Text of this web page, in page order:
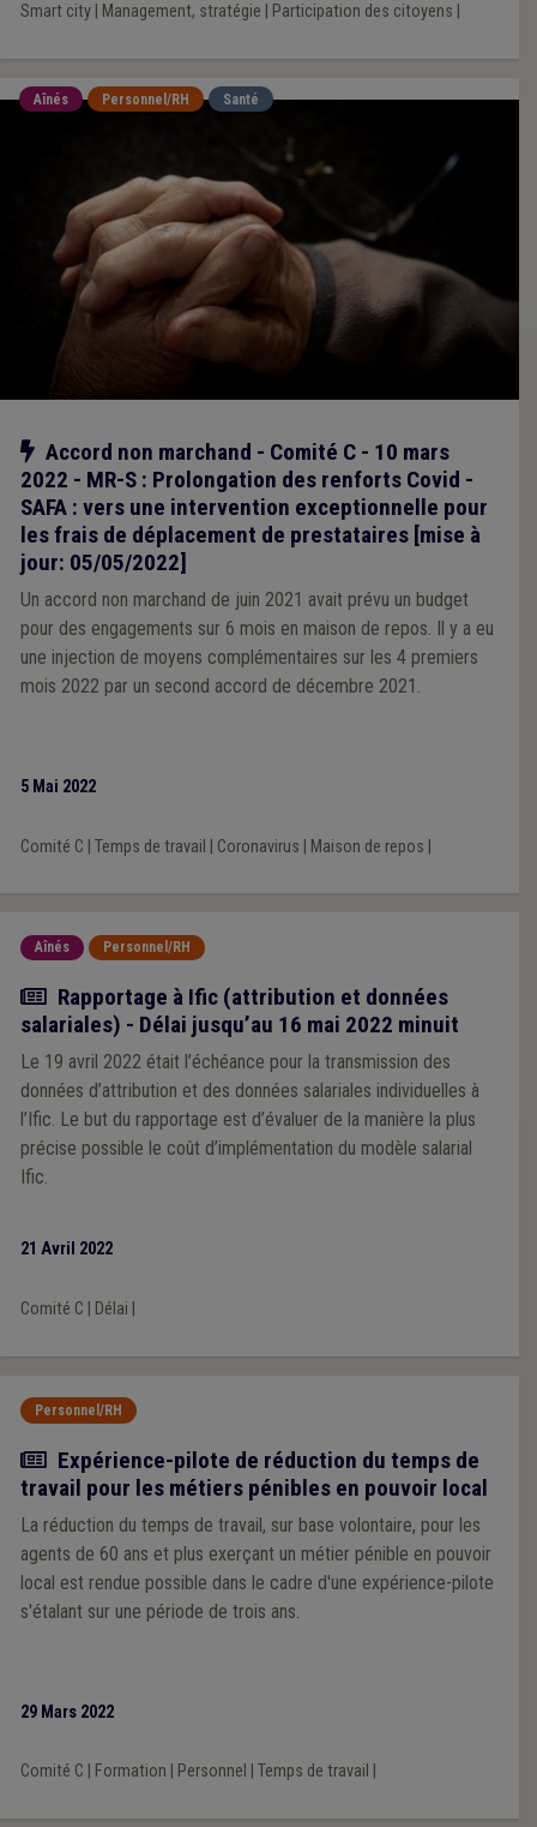
Smart city| Management, stratégie Participation des citoyens
Aînés Personnel/RH Santé
Notre action
Accord non marchand - Comité C - 10 mars
2022 - MR-S : Prolongation des renforts Covid -
SAFA : vers une intervention exceptionnelle pour
les frais de déplacement de prestataires [mise à
jour: 05/05/2022]
Un accord non marchand de juin 2021 avait prévu un budget
pour des engagements sur 6 mois en maison de repos. Il y a eu
une injection de moyens complémentaires sur les 4 premiers
mois 2022 par un second accord de décembre 2021.
5 Mai 2022
Comité C Temps de travail Coronavirus Maison de repos
Aînés Personnel/RH
Actualité
Rapportage à Ific (attribution et données
salariales) - Délai jusqu’au 16 mai 2022 minuit
Le 19 avril 2022 était l’échéance pour la transmission des
données d’attribution et des données salariales individuelles à
l’Ific. Le but du rapportage est d’évaluer de la manière la plus
précise possible le coût d’implémentation du modèle salarial
Ific.
21 Avril 2022
Comité C Délai
Personnel/RH
Actualité
Expérience-pilote de réduction du temps de
travail pour les métiers pénibles en pouvoir local
La réduction du temps de travail, sur base volontaire, pour les
agents de 60 ans et plus exerçant un métier pénible en pouvoir
local est rendue possible dans le cadre d'une expérience-pilote
s'étalant sur une période de trois ans.
29 Mars 2022
Comité C Formation Personnel Temps de travail